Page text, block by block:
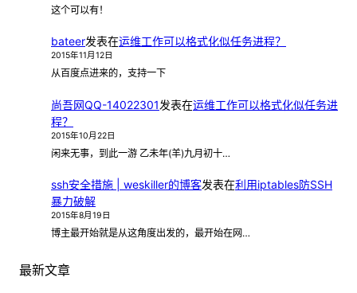
这个可以有！
bateer发表在运维工作可以格式化似任务进程？
2015年11月12日
从百度点进来的，支持一下
尚吾网QQ-14022301发表在运维工作可以格式化似任务进
程？
2015年10月22日
闲来无事，到此一游 乙未年(羊)九月初十…
ssh安全措施 | weskiller的博客发表在利用iptables防SSH
暴力破解
2015年8月19日
博主最开始就是从这角度出发的，最开始在网…
最新文章